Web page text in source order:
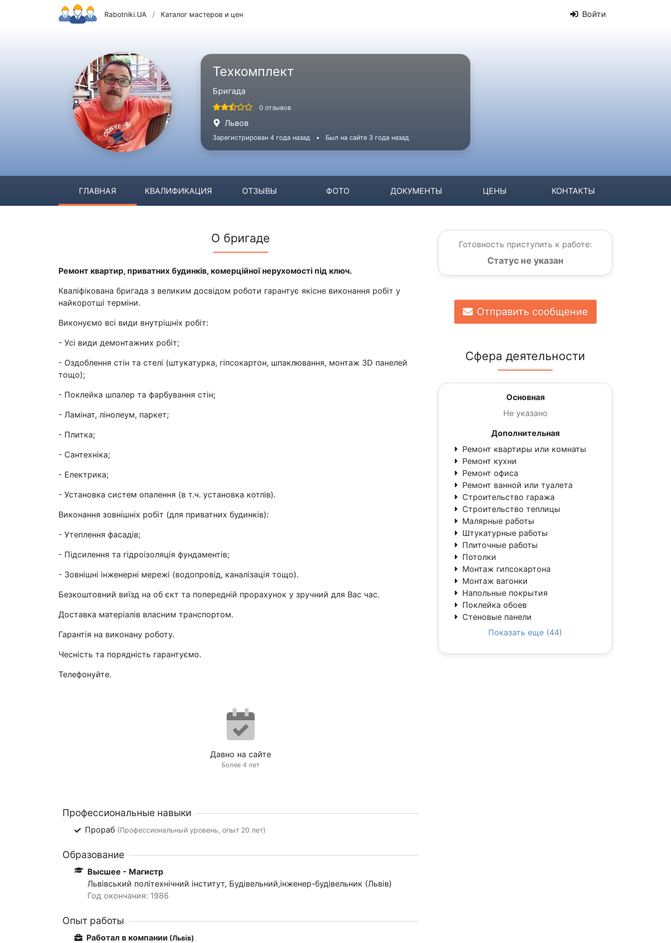
Rabotniki.UA / Каталог мастеров и цен Войти
Техкомплект
Бригада
0 отзывов
Львов
Зарегистрирован 4 года назад • Был на сайте 3 года назад
ГЛАВНАЯ КВАЛИФИКАЦИЯ ОТЗЫВЫ ФОТО ДОКУМЕНТЫ ЦЕНЫ КОНТАКТЫ
О бригаде
Ремонт квартир, приватних будинків, комерційної нерухомості під ключ.
Кваліфікована бригада з великим досвідом роботи гарантує якісне виконання робіт у
найкоротші терміни.
Виконуємо всі види внутрішніх робіт:
- Усі види демонтажних робіт;
- Оздоблення стін та стелі (штукатурка, гіпсокартон, шпаклювання, монтаж 3D панелей
тощо);
- Поклейка шпалер та фарбування стін;
- Ламінат, лінолеум, паркет;
- Плитка;
- Сантехніка;
- Електрика;
- Установка систем опалення (в т.ч. установка котлів).
Виконання зовнішніх робіт (для приватних будинків):
- Утеплення фасадів;
- Підсилення та гідроізоляція фундаментів;
- Зовнішні інженерні мережі (водопровід, каналізація тощо).
Безкоштовний виїзд на об єкт та попередній прорахунок у зручний для Вас час.
Доставка матеріалів власним транспортом.
Гарантія на виконану роботу.
Чесність та порядність гарантуємо.
Телефонуйте.
Давно на сайте
Более 4 лет
Профессиональные навыки
Прораб (Профессиональный уровень, опыт 20 лет)
Образование
Высшее - Магистр
Львівський політехнічний інститут, Будівельний,інженер-будівельник (Львів)
Год окончания: 1986
Опыт работы
Работал в компании (Львів)
Готовность приступить к работе:
Статус не указан
Отправить сообщение
Сфера деятельности
Основная
Не указано
Дополнительная
Ремонт квартиры или комнаты
Ремонт кухни
Ремонт офиса
Ремонт ванной или туалета
Строительство гаража
Строительство теплицы
Малярные работы
Штукатурные работы
Плиточные работы
Потолки
Монтаж гипсокартона
Монтаж вагонки
Напольные покрытия
Поклейка обоев
Стеновые панели
Показать еще (44)